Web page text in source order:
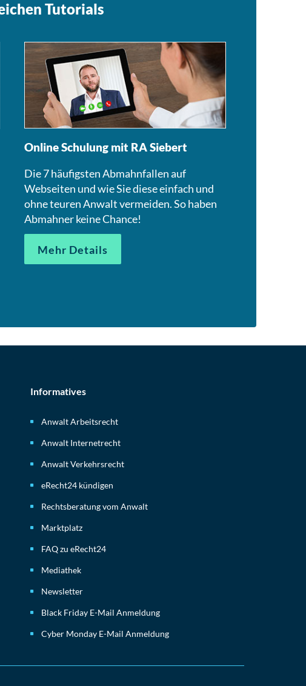
Tutorials
Online Schulung mit RA Siebert
Die 7 häufigsten Abmahnfallen auf
Webseiten und wie Sie diese einfach und
ohne teuren Anwalt vermeiden. So haben
Abmahner keine Chance!
Mehr Details
Informatives
Anwalt Arbeitsrecht
Anwalt Internetrecht
Anwalt Verkehrsrecht
eRecht24 kündigen
Rechtsberatung vom Anwalt
Marktplatz
FAQ zu eRecht24
Mediathek
Newsletter
Black Friday E-Mail Anmeldung
Cyber Monday E-Mail Anmeldung